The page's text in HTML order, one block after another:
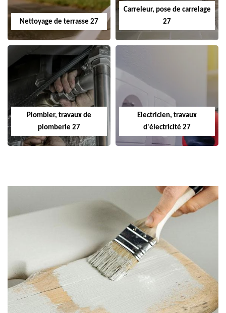
Nettoyage de terrasse 27
Carreleur, pose de carrelage
27
Plombier, travaux de
plomberie 27
Electricien, travaux
d'électricité 27